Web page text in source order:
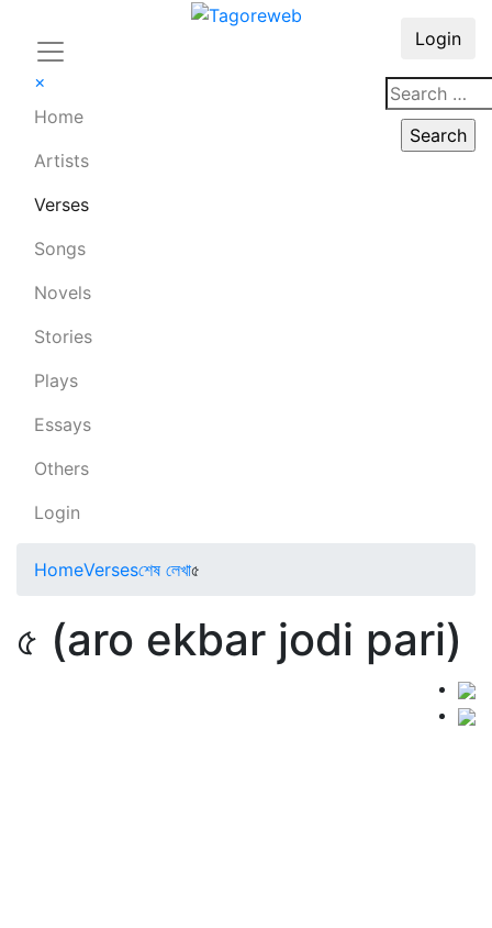
×
Home
Artists
Verses
Songs
Novels
Stories
Plays
Essays
Others
Login
Login
HomeVersesশেষ লেখা৫
৫ (aro ekbar jodi pari)